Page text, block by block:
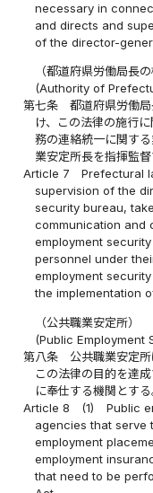
necessary in
and directs and
of the director-
（都道府県労働局長の
(Authority of
第七条
都道府県労働
け、この法律の施行
務の連絡統一に関す
業安定所長を指揮監督
Article 7
Prefectural
supervision of the
security bureau,
communication and
employment
personnel under
employment
the implementation
（公共職業安定所）
(Public Employment
第八条
公共職業安定
この法律の目的を達
に奉仕する機関とする
Article 8
(1)
Public
agencies that serve
employment
employment
that need to be